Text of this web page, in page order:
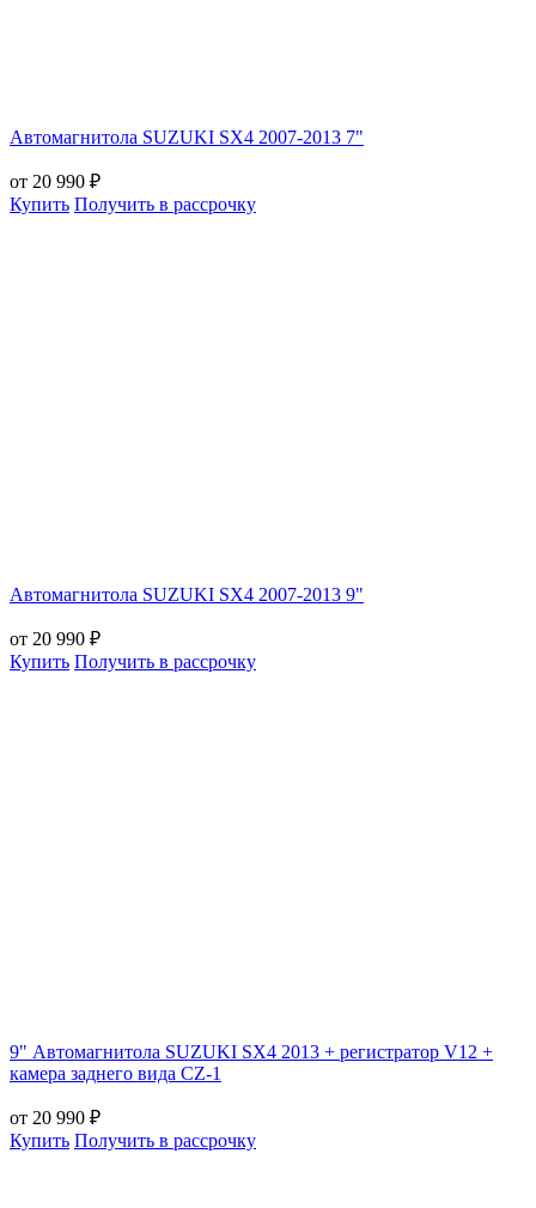
Автомагнитола SUZUKI SX4 2007-2013 7"
от 20 990 ₽
Купить Получить в рассрочку
Автомагнитола SUZUKI SX4 2007-2013 9"
от 20 990 ₽
Купить Получить в рассрочку
9" Автомагнитола SUZUKI SX4 2013 + регистратор V12 +
камера заднего вида CZ-1
от 20 990 ₽
Купить Получить в рассрочку